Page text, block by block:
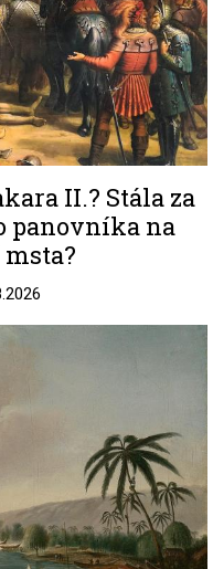
II.? Stála za
panovníka na